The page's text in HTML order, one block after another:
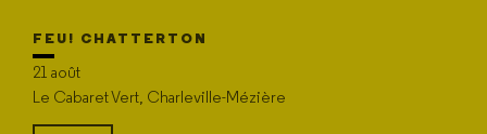
FEU! CHATTERTON
21 août
Le Cabaret Vert, Charleville-Mézière